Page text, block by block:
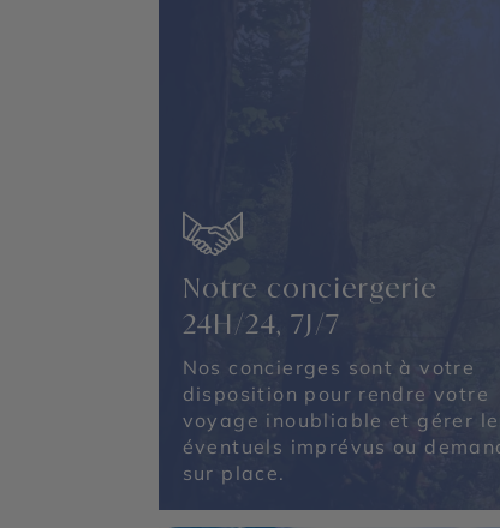
Notre conciergerie
24H/24, 7J/7
Nos concierges sont à votre
disposition pour rendre votre
voyage inoubliable et gérer
éventuels imprévus ou
sur place.